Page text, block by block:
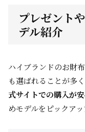
プレゼント
デル紹介
ハイブランドのお財
も選ばれることが多く
式サイトでの購入が
めモデルをピックアッ